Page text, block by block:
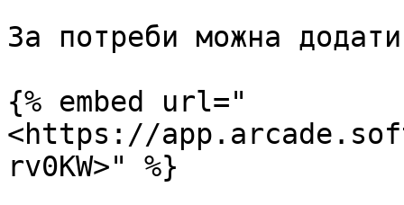
За потреби можна
{% embed url="
<https://
rv0KW>" %}